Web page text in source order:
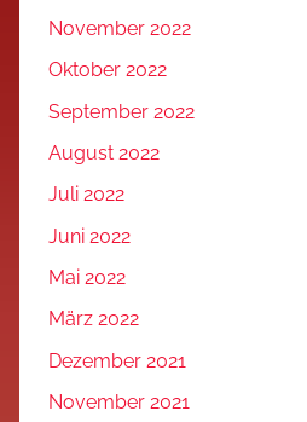
November 2022
Oktober 2022
September 2022
August 2022
Juli 2022
Juni 2022
Mai 2022
März 2022
Dezember 2021
November 2021